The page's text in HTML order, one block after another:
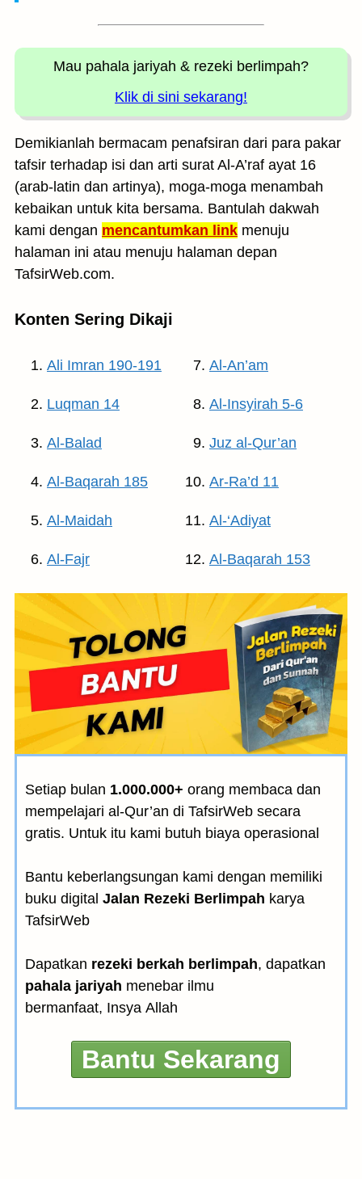
Mau pahala jariyah & rezeki berlimpah?
Klik di sini sekarang!
Demikianlah bermacam penafsiran dari para pakar
tafsir terhadap isi dan arti surat Al-A’raf ayat 16
(arab-latin dan artinya), moga-moga menambah
kebaikan untuk kita bersama. Bantulah dakwah
kami dengan mencantumkan link menuju
halaman ini atau menuju halaman depan
TafsirWeb.com.
Konten Sering Dikaji
Ali Imran 190-191
Luqman 14
Al-Balad
Al-Baqarah 185
Al-Maidah
Al-Fajr
Al-An’am
Al-Insyirah 5-6
Juz al-Qur’an
Ar-Ra’d 11
Al-‘Adiyat
Al-Baqarah 153
Setiap bulan 1.000.000+ orang membaca dan
mempelajari al-Qur’an di TafsirWeb secara
gratis. Untuk itu kami butuh biaya operasional
Bantu keberlangsungan kami dengan memiliki
buku digital Jalan Rezeki Berlimpah karya
TafsirWeb
Dapatkan rezeki berkah berlimpah, dapatkan
pahala jariyah menebar ilmu
bermanfaat, Insya Allah
Bantu Sekarang